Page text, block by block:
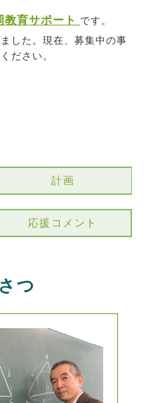
教育サポート です。
した。現在、募集中の事
ださい。
計画
応援コメント
つ